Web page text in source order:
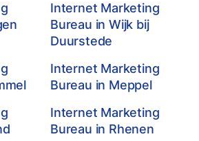
Internet Marketing
Bureau in Wijk bij
Duurstede
Internet Marketing
Bureau in Meppel
Internet Marketing
Bureau in Rhenen